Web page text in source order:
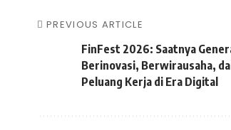
PREVIOUS ARTICLE
FinFest 2026: Saatnya
Berinovasi, Berwirausaha,
Peluang Kerja di Era Digital